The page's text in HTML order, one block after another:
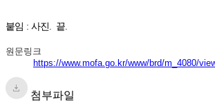
붙임 : 사진. 끝.
원문링크
https://www.mofa.go.kr/www/brd/m_4080/
첨부파일